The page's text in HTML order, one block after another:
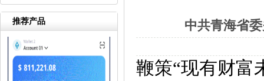
推荐产品 中共青海省
鞭策“现有财富